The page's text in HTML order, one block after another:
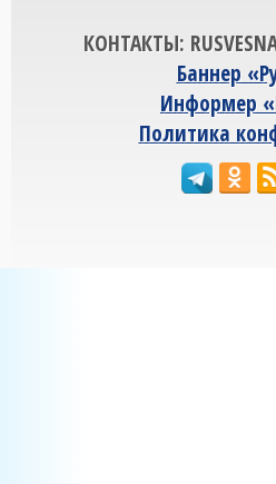
КОНТАКТЫ:
Баннер
Информер
Политика